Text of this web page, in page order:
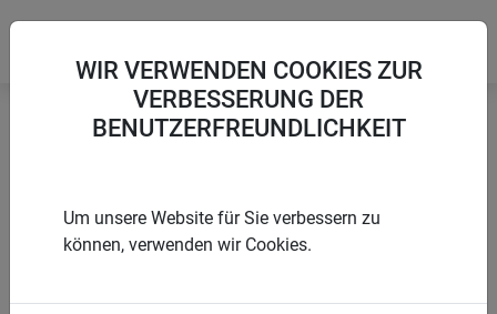
PRODUKTE
WIR VERWENDEN COOKIES ZUR
VERBESSERUNG DER
BENUTZERFREUNDLICHKEIT
Um unsere Website für Sie verbessern zu
können, verwenden wir Cookies.